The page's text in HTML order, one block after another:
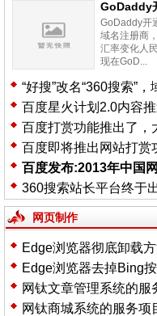
GoDaddy
GoDaddy
域名注册商
汇率变化人
现在GoD...
“好搜”改名“360搜索”，
百度星火计划2.0内容
百度打赏功能推出了，
百度即将推出网站打赏
百度发布:2013年中国
360搜索站长平台终于
网页制作
Edge浏览器彻底卸载
Edge浏览器去掉Bing
网钛文章管理系统的服
网钛商城系统的服务项